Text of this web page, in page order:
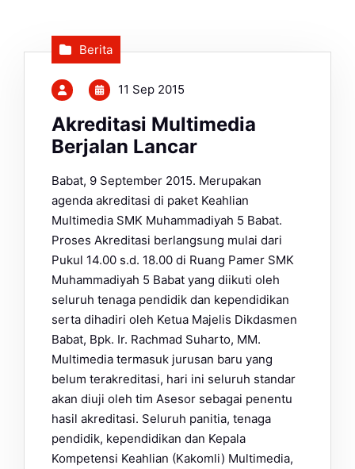
Berita
11 Sep 2015
Akreditasi Multimedia
Berjalan Lancar
Babat, 9 September 2015. Merupakan
agenda akreditasi di paket Keahlian
Multimedia SMK Muhammadiyah 5 Babat.
Proses Akreditasi berlangsung mulai dari
Pukul 14.00 s.d. 18.00 di Ruang Pamer SMK
Muhammadiyah 5 Babat yang diikuti oleh
seluruh tenaga pendidik dan kependidikan
serta dihadiri oleh Ketua Majelis Dikdasmen
Babat, Bpk. Ir. Rachmad Suharto, MM.
Multimedia termasuk jurusan baru yang
belum terakreditasi, hari ini seluruh standar
akan diuji oleh tim Asesor sebagai penentu
hasil akreditasi. Seluruh panitia, tenaga
pendidik, kependidikan dan Kepala
Kompetensi Keahlian (Kakomli) Multimedia,